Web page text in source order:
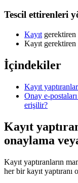
Tescil ettirenleri
Kayıt gerektiren
Kayıt
İçindekiler
Kayıt
Onay e-
erişilir?
Kayıt
onaylama
Kayıt yaptıranların
her bir kayıt yaptıranı